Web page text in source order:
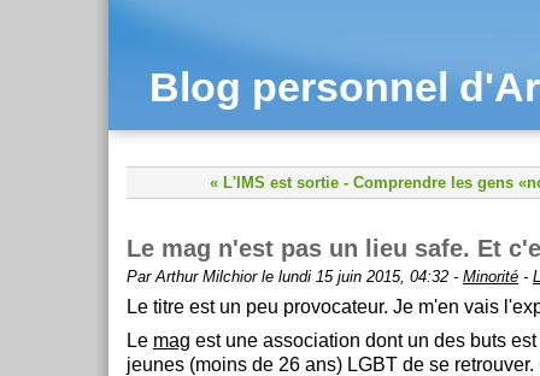
Blog personnel
« L'IMS est sortie - Comprendre les gens
Le mag n'est pas un lieu safe. Et
Par Arthur Milchior le lundi 15 juin 2015, 04:32 - Minorité -
Le titre est un peu provocateur. Je m'en vais
Le mag est une association dont un des buts
jeunes (moins de 26 ans) LGBT de se